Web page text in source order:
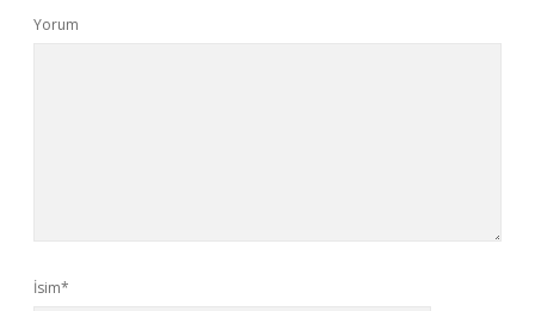
Yorum
İsim*